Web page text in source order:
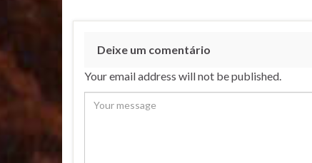
Deixe um comentário
Your email address will not be published.